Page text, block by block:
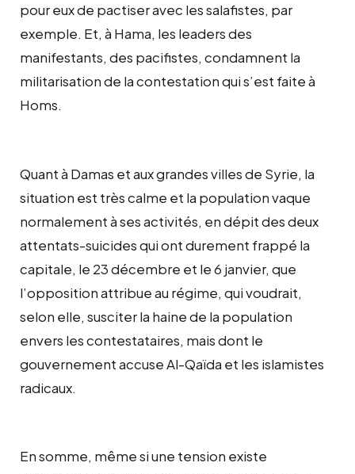
pour eux de pactiser avec les salafistes, par
exemple. Et, à Hama, les leaders des
manifestants, des pacifistes, condamnent la
militarisation de la contestation qui s’est faite à
Homs.
Quant à Damas et aux grandes villes de Syrie, la
situation est très calme et la population vaque
normalement à ses activités, en dépit des deux
attentats-suicides qui ont durement frappé la
capitale, le 23 décembre et le 6 janvier, que
l’opposition attribue au régime, qui voudrait,
selon elle, susciter la haine de la population
envers les contestataires, mais dont le
gouvernement accuse Al-Qaïda et les islamistes
radicaux.
En somme, même si une tension existe